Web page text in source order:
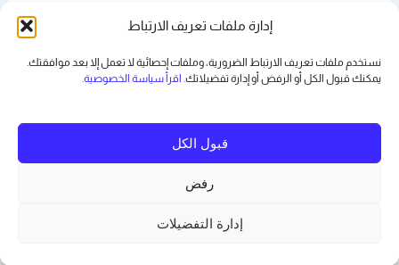
إدارة ملفات تعريف الارتباط
نستخدم ملفات تعريف الارتباط الضرورية، وملفات إحصائية لا تعمل إلا بعد موافقتك.
يمكنك قبول الكل أو الرفض أوإدارة تفضيلاتك. اقرأ سياسة الخصوصية.
قبول الكل
رفض
إدارة التفضيلات